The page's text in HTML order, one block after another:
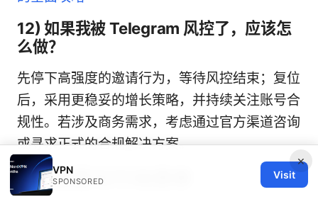
12) 如果我被 Telegram 风控了，应该怎
么做？
先停下高强度的邀请行为，等待风控结束；复位
后，采用更稳妥的增长策略，并持续关注账号合
规性。若涉及商务需求，考虑通过官方渠道咨询
或寻求正式的合规解决方案。
10. 结语与行动清单
×
VPN
SPONSORED
Visit